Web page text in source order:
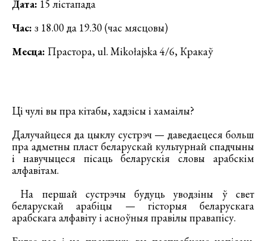
Дата: 15 лістапада
Час: з 18.00 да 19.30 (час мясцовы)
Месца: Прастора, ul. Mikołajska 4/6, Кракаў
Ці чулі вы пра кітабы, хадзісы і хамаілы?
Далучайцеся да цыклу сустрэч — даведаецеся больш
пра адметны пласт беларускай культурнай спадчыны
і навучыцеся пісаць беларускія словы арабскім
алфавітам.
На першай сустрэчы будуць уводзіны ў свет
беларускай арабіцы — гісторыя беларускага
арабскага алфавіту і асноўныя правілы правапісу.